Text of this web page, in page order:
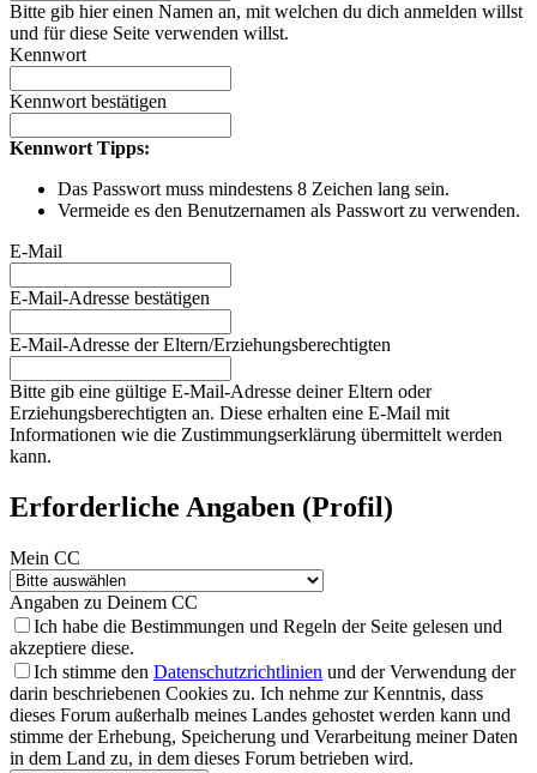
Bitte gib hier einen Namen an, mit welchen du dich anmelden willst
und für diese Seite verwenden willst.
Kennwort
Kennwort bestätigen
Kennwort Tipps:
Das Passwort muss mindestens 8 Zeichen lang sein.
Vermeide es den Benutzernamen als Passwort zu verwenden.
E-Mail
E-Mail-Adresse bestätigen
E-Mail-Adresse der Eltern/Erziehungsberechtigten
Bitte gib eine gültige E-Mail-Adresse deiner Eltern oder
Erziehungsberechtigten an. Diese erhalten eine E-Mail mit
Informationen wie die Zustimmungserklärung übermittelt werden
kann.
Erforderliche Angaben (Profil)
Mein CC
Angaben zu Deinem CC
Ich habe die Bestimmungen und Regeln der Seite gelesen und
akzeptiere diese.
Ich stimme den Datenschutzrichtlinien und der Verwendung der
darin beschriebenen Cookies zu. Ich nehme zur Kenntnis, dass
dieses Forum außerhalb meines Landes gehostet werden kann und
stimme der Erhebung, Speicherung und Verarbeitung meiner Daten
in dem Land zu, in dem dieses Forum betrieben wird.